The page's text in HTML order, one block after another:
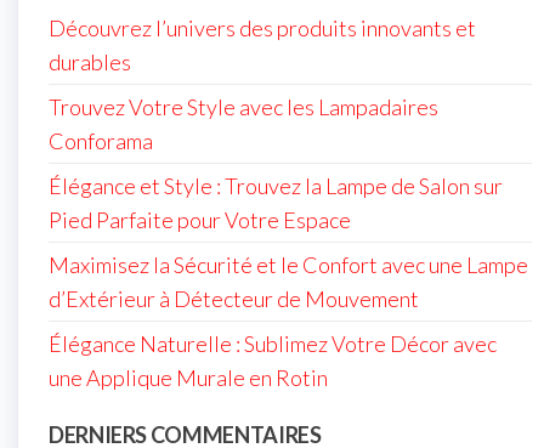
Découvrez l’univers des produits innovants et
durables
Trouvez Votre Style avec les Lampadaires
Conforama
Élégance et Style : Trouvez la Lampe de Salon sur
Pied Parfaite pour Votre Espace
Maximisez la Sécurité et le Confort avec une Lampe
d’Extérieur à Détecteur de Mouvement
Élégance Naturelle : Sublimez Votre Décor avec
une Applique Murale en Rotin
DERNIERS COMMENTAIRES